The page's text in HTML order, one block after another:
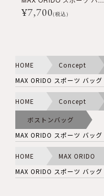
¥7,700(税込)
HOME Concept
MAX ORIDO スポーツ バッグ
HOME Concept
ボストンバッグ
MAX ORIDO スポーツ バッグ
HOME MAX ORIDO
MAX ORIDO スポーツ バッグ